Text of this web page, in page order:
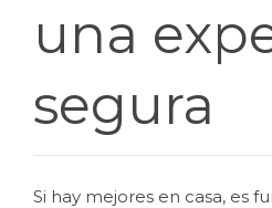
una
segura
Si hay mejores en casa, es